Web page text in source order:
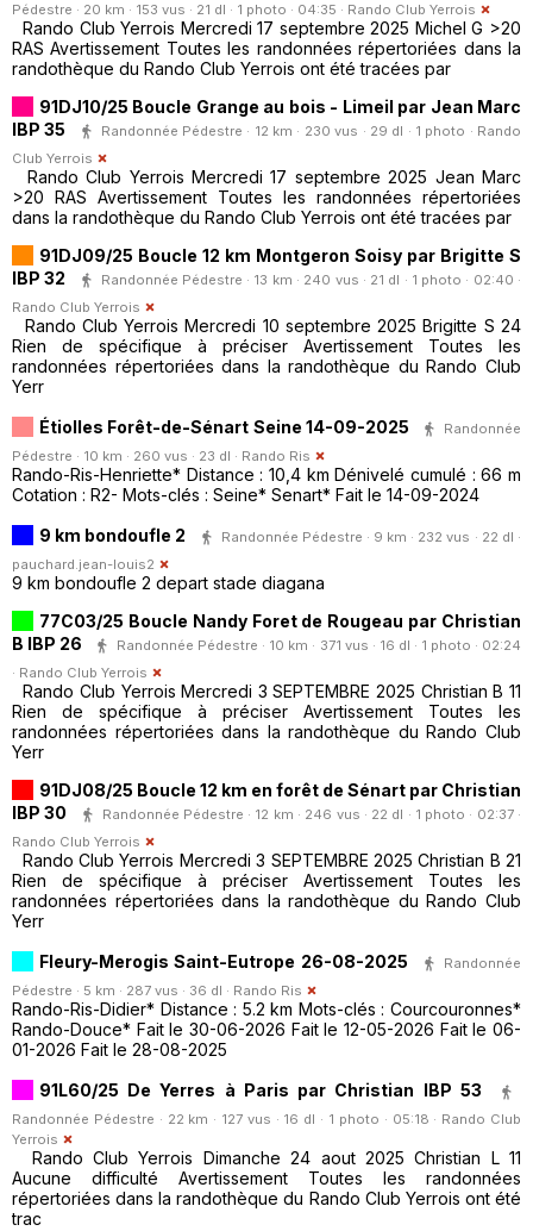
Pédestre · 20 km · 153 vus · 21 dl · 1 photo · 04:35 · Rando Club Yerrois
Rando Club Yerrois Mercredi 17 septembre 2025 Michel G >20
RAS Avertissement Toutes les randonnées répertoriées dans la
randothèque du Rando Club Yerrois ont été tracées par
91DJ10/25 Boucle Grange au bois - Limeil par Jean Marc
IBP 35
Randonnée Pédestre · 12 km · 230 vus · 29 dl · 1 photo · Rando
Club Yerrois
Rando Club Yerrois Mercredi 17 septembre 2025 Jean Marc
>20 RAS Avertissement Toutes les randonnées répertoriées
dans la randothèque du Rando Club Yerrois ont été tracées par
91DJ09/25 Boucle 12 km Montgeron Soisy par Brigitte S
IBP 32
Randonnée Pédestre · 13 km · 240 vus · 21 dl · 1 photo · 02:40 ·
Rando Club Yerrois
Rando Club Yerrois Mercredi 10 septembre 2025 Brigitte S 24
Rien de spécifique à préciser Avertissement Toutes les
randonnées répertoriées dans la randothèque du Rando Club
Yerr
Étiolles Forêt-de-Sénart Seine 14-09-2025
Randonnée
Pédestre · 10 km · 260 vus · 23 dl · Rando Ris
Rando-Ris-Henriette* Distance : 10,4 km Dénivelé cumulé : 66 m
Cotation : R2- Mots-clés : Seine* Senart* Fait le 14-09-2024
9 km bondoufle 2
Randonnée Pédestre · 9 km · 232 vus · 22 dl ·
pauchard.jean-louis2
9 km bondoufle 2 depart stade diagana
77C03/25 Boucle Nandy Foret de Rougeau par Christian
B IBP 26
Randonnée Pédestre · 10 km · 371 vus · 16 dl · 1 photo · 02:24
· Rando Club Yerrois
Rando Club Yerrois Mercredi 3 SEPTEMBRE 2025 Christian B 11
Rien de spécifique à préciser Avertissement Toutes les
randonnées répertoriées dans la randothèque du Rando Club
Yerr
91DJ08/25 Boucle 12 km en forêt de Sénart par Christian
IBP 30
Randonnée Pédestre · 12 km · 246 vus · 22 dl · 1 photo · 02:37 ·
Rando Club Yerrois
Rando Club Yerrois Mercredi 3 SEPTEMBRE 2025 Christian B 21
Rien de spécifique à préciser Avertissement Toutes les
randonnées répertoriées dans la randothèque du Rando Club
Yerr
Fleury-Merogis Saint-Eutrope 26-08-2025
Randonnée
Pédestre · 5 km · 287 vus · 36 dl · Rando Ris
Rando-Ris-Didier* Distance : 5.2 km Mots-clés : Courcouronnes*
Rando-Douce* Fait le 30-06-2026 Fait le 12-05-2026 Fait le 06-
01-2026 Fait le 28-08-2025
91L60/25 De Yerres à Paris par Christian IBP 53
Randonnée Pédestre · 22 km · 127 vus · 16 dl · 1 photo · 05:18 · Rando Club
Yerrois
Rando Club Yerrois Dimanche 24 aout 2025 Christian L 11
Aucune difficulté Avertissement Toutes les randonnées
répertoriées dans la randothèque du Rando Club Yerrois ont été
trac